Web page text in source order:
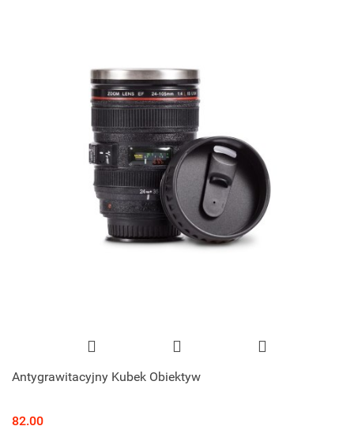
Antygrawitacyjny Kubek Obiektyw
82.00